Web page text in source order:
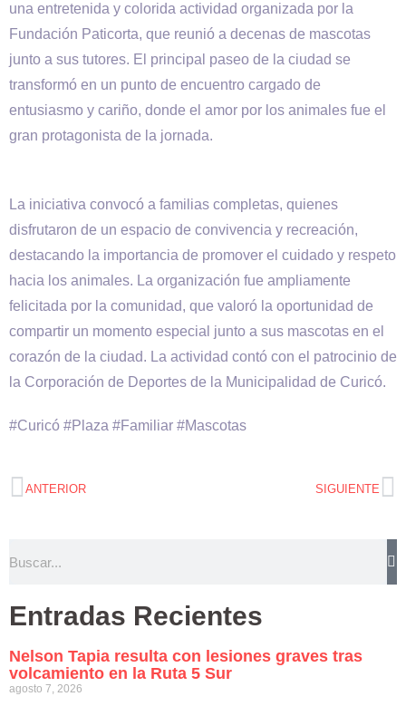
una entretenida y colorida actividad organizada por la
Fundación Paticorta, que reunió a decenas de mascotas
junto a sus tutores. El principal paseo de la ciudad se
transformó en un punto de encuentro cargado de
entusiasmo y cariño, donde el amor por los animales fue el
gran protagonista de la jornada.
La iniciativa convocó a familias completas, quienes
disfrutaron de un espacio de convivencia y recreación,
destacando la importancia de promover el cuidado y respeto
hacia los animales. La organización fue ampliamente
felicitada por la comunidad, que valoró la oportunidad de
compartir un momento especial junto a sus mascotas en el
corazón de la ciudad. La actividad contó con el patrocinio de
la Corporación de Deportes de la Municipalidad de Curicó.
#Curicó #Plaza #Familiar #Mascotas
ANTERIOR SIGUIENTE
Entradas Recientes
Nelson Tapia resulta con lesiones graves tras
volcamiento en la Ruta 5 Sur
agosto 7, 2026